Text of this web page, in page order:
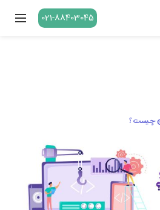
021-88403045
چیست ؟